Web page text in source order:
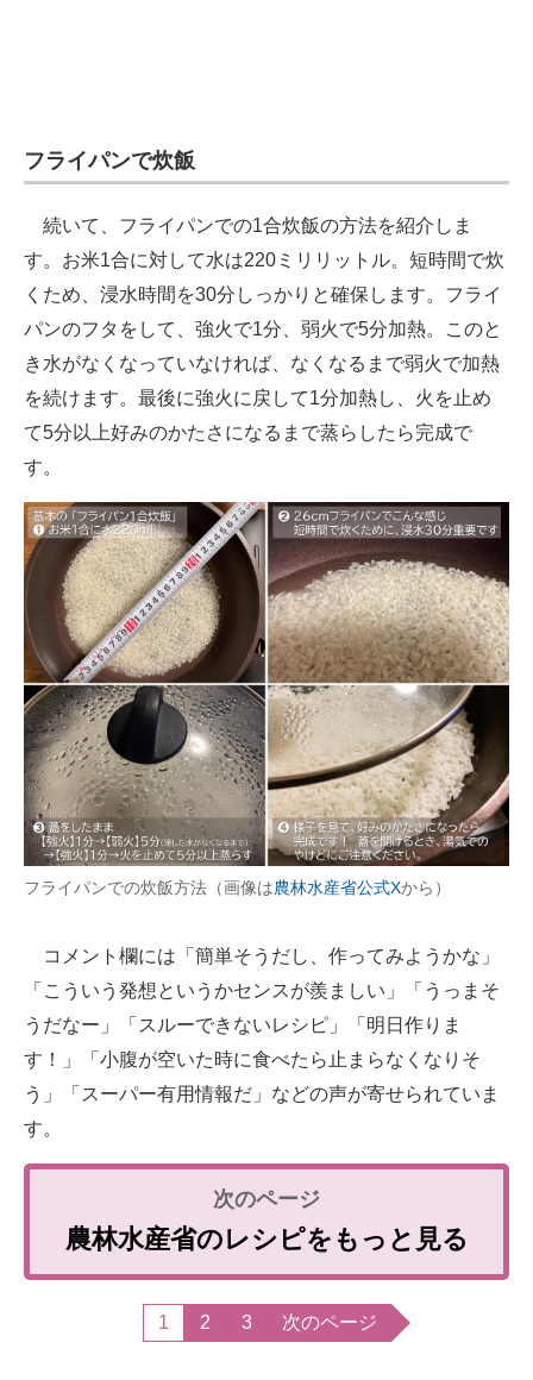
フライパンで炊飯
続いて、フライパンでの1合炊飯の方法を紹介しま
す。お米1合に対して水は220ミリリットル。短時間で炊
くため、浸水時間を30分しっかりと確保します。フライ
パンのフタをして、強火で1分、弱火で5分加熱。このと
き水がなくなっていなければ、なくなるまで弱火で加熱
を続けます。最後に強火に戻して1分加熱し、火を止め
て5分以上好みのかたさになるまで蒸らしたら完成で
す。
フライパンでの炊飯方法（画像は農林水産省公式Xから）
コメント欄には「簡単そうだし、作ってみようかな」
「こういう発想というかセンスが羨ましい」「うっまそ
うだなー」「スルーできないレシピ」「明日作りま
す！」「小腹が空いた時に食べたら止まらなくなりそ
う」「スーパー有用情報だ」などの声が寄せられていま
す。
農林水産省のレシピをもっと見る
1 2 3 次のページ